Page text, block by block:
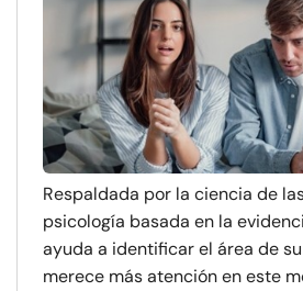
Respaldada por la ciencia de
psicología basada en la
ayuda a identificar el área de
merece más atención en este